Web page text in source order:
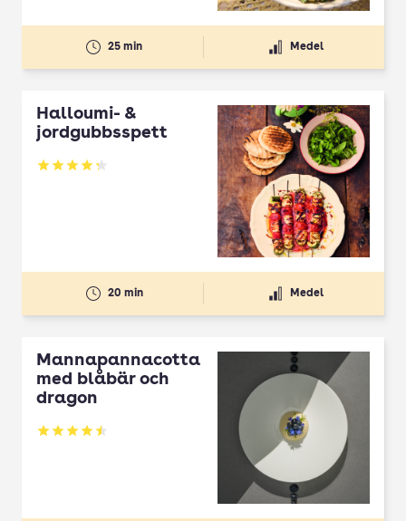
25 min Medel
Halloumi- &
jordgubbsspett
Betyg: 4.3 av 5
20 min Medel
Mannapannacotta
med blåbär och
dragon
Betyg: 4.5 av 5